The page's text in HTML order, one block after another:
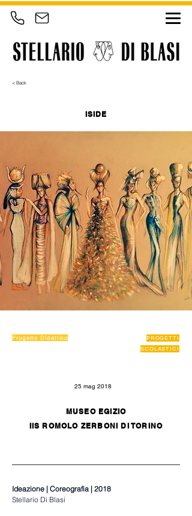
< Back
ISIDE
Progetto Didattico
PROGETTI
SCOLASTICI
25 mag 2018
MUSEO EGIZIO
IIS ROMOLO ZERBONI DI TORINO
Ideazione | Coreografia | 2018
Stellario Di Blasi